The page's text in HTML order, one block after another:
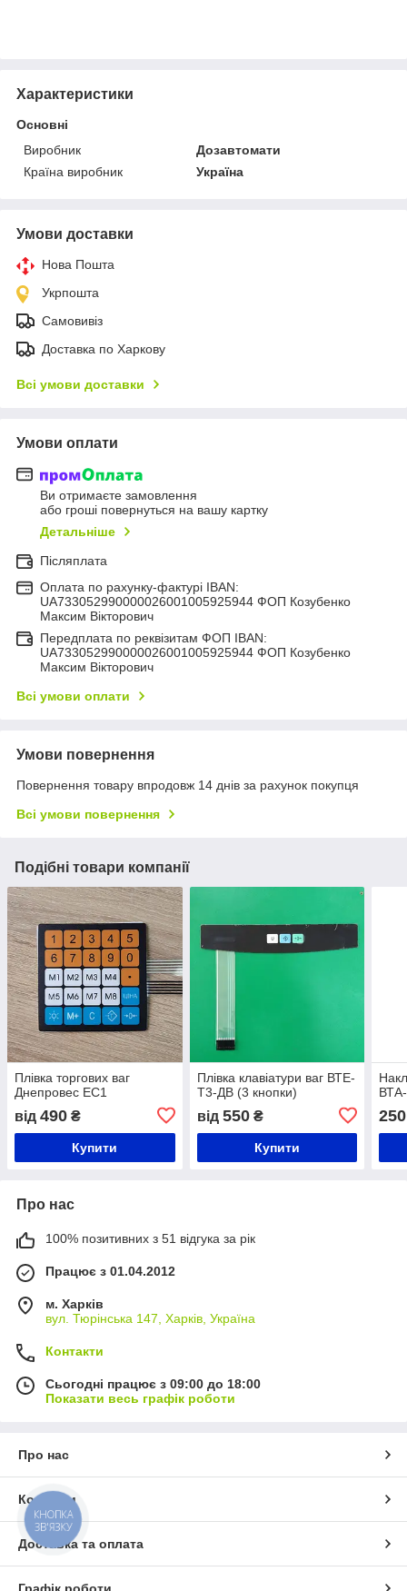
Характеристики
Основні
Виробник
Дозавтомати
Країна виробник
Україна
Умови доставки
Нова Пошта
Укрпошта
Самовивіз
Доставка по Харкову
Всі умови доставки
Умови оплати
Ви отримаєте замовлення
або гроші повернуться на вашу картку
Детальніше
Післяплата
Оплата по рахунку-фактурі IBAN:
UA733052990000026001005925944 ФОП Козубенко
Максим Вікторович
Передплата по реквізитам ФОП IBAN:
UA733052990000026001005925944 ФОП Козубенко
Максим Вікторович
Всі умови оплати
Умови повернення
Повернення товару впродовж 14 днів за рахунок покупця
Всі умови повернення
Подібні товари компанії
Плівка торгових ваг
Днепровес EC1
від 490 ₴
Купити
Плівка клавіатури ваг ВТЕ-
Т3-ДВ (3 кнопки)
від 550₴
Купити
250
Про нас
100% позитивних з 51 відгука за рік
Працює з 01.04.2012
м. Харків
вул. Тюрінська 147, Харків, Україна
Контакти
Сьогодні працює з 09:00 до 18:00
Показати весь графік роботи
Про нас
Контакти
Доставка та оплата
КНОПКА
ЗВ'ЯЗКУ